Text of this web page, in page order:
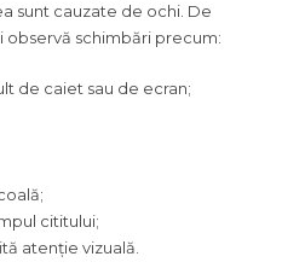
sunt cauzate de ochi. De
observă schimbări precum:
de caiet sau de ecran;
cititului;
atenție vizuală.